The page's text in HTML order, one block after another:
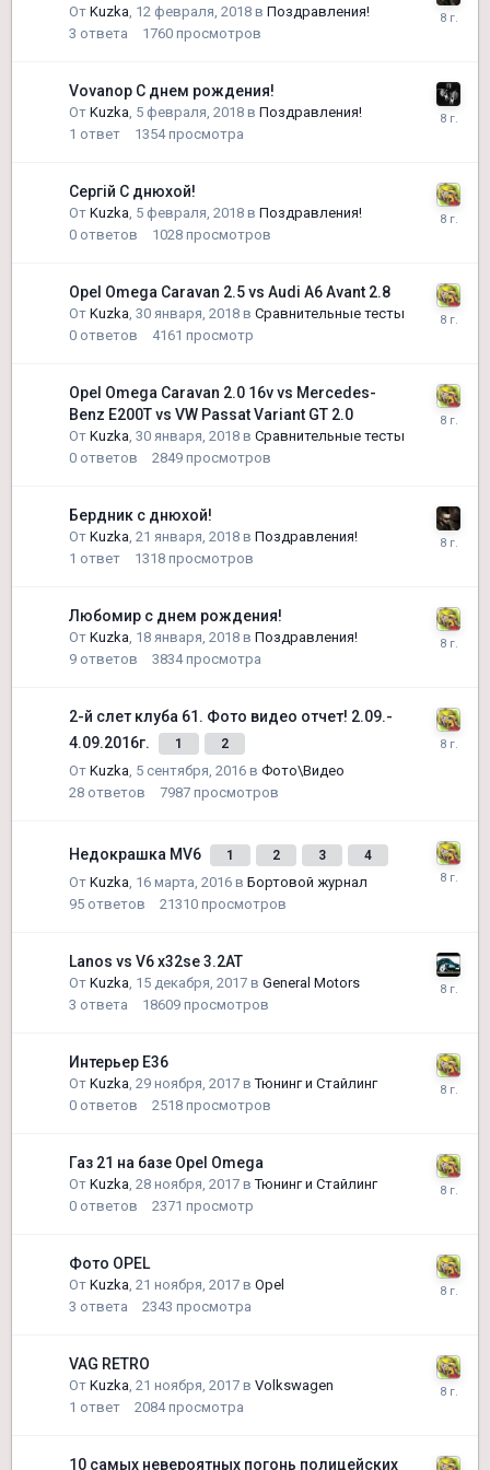
От Kuzka, 12 февраля, 2018 в Поздравления!
3 ответа 1760 просмотров
Vovanop С днем рождения!
От Kuzka, 5 февраля, 2018 в Поздравления!
1 ответ 1354 просмотра
Сергій С днюхой!
От Kuzka, 5 февраля, 2018 в Поздравления!
0 ответов 1028 просмотров
Opel Omega Caravan 2.5 vs Audi A6 Avant 2.8
От Kuzka, 30 января, 2018 в Сравнительные тесты
0 ответов 4161 просмотр
Opel Omega Caravan 2.0 16v vs Mercedes-
Benz E200T vs VW Passat Variant GT 2.0
От Kuzka, 30 января, 2018 в Сравнительные тесты
0 ответов 2849 просмотров
Бердник с днюхой!
От Kuzka, 21 января, 2018 в Поздравления!
1 ответ 1318 просмотров
Любомир с днем рождения!
От Kuzka, 18 января, 2018 в Поздравления!
9 ответов 3834 просмотра
2-й слет клуба 61. Фото видео отчет! 2.09.-
4.09.2016г.
1 2
От Kuzka, 5 сентября, 2016 в Фото\Видео
28 ответов 7987 просмотров
Недокрашка MV6 1 2 3 4
От Kuzka, 16 марта, 2016 в Бортовой журнал
95 ответов 21310 просмотров
Lanos vs V6 x32se 3.2AT
От Kuzka, 15 декабря, 2017 в General Motors
3 ответа 18609 просмотров
Интерьер Е36
От Kuzka, 29 ноября, 2017 вТюнинг и Стайлинг
0 ответов 2518 просмотров
Газ 21 на базе Opel Omega
От Kuzka, 28 ноября, 2017 вТюнинг и Стайлинг
0 ответов 2371 просмотр
Фото OPEL
От Kuzka, 21 ноября, 2017 в Opel
3 ответа 2343 просмотра
VAG RETRO
От Kuzka, 21 ноября, 2017 в Volkswagen
1 ответ 2084 просмотра
10 самых невероятных погонь полицейских